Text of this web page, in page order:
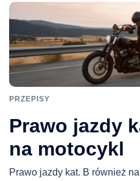
PRZEPISY
Prawo jazdy
na motocykl
Prawo jazdy kat. B również